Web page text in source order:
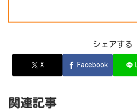
シェアする
X Facebook
関連記事